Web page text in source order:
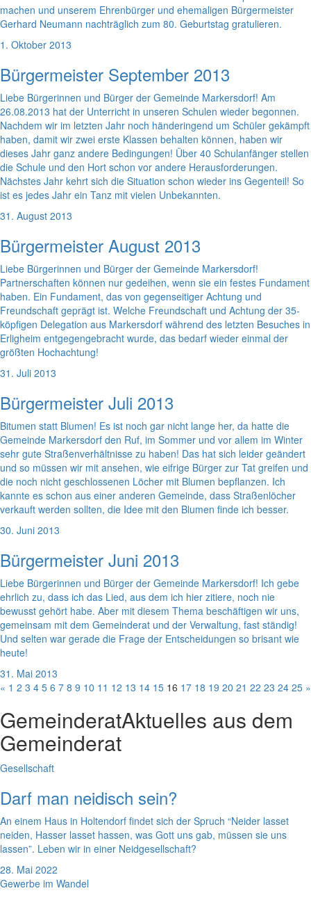
machen und unserem Ehrenbürger und ehemaligen Bürgermeister
Gerhard Neumann nachträglich zum 80. Geburtstag gratulieren.
1. Oktober 2013
Bürgermeister September 2013
Liebe Bürgerinnen und Bürger der Gemeinde Markersdorf! Am
26.08.2013 hat der Unterricht in unseren Schulen wieder begonnen.
Nachdem wir im letzten Jahr noch händeringend um Schüler gekämpft
haben, damit wir zwei erste Klassen behalten können, haben wir
dieses Jahr ganz andere Bedingungen! Über 40 Schulanfänger stellen
die Schule und den Hort schon vor andere Herausforderungen.
Nächstes Jahr kehrt sich die Situation schon wieder ins Gegenteil! So
ist es jedes Jahr ein Tanz mit vielen Unbekannten.
31. August 2013
Bürgermeister August 2013
Liebe Bürgerinnen und Bürger der Gemeinde Markersdorf!
Partnerschaften können nur gedeihen, wenn sie ein festes Fundament
haben. Ein Fundament, das von gegenseitiger Achtung und
Freundschaft geprägt ist. Welche Freundschaft und Achtung der 35-
köpfigen Delegation aus Markersdorf während des letzten Besuches in
Erligheim entgegengebracht wurde, das bedarf wieder einmal der
größten Hochachtung!
31. Juli 2013
Bürgermeister Juli 2013
Bitumen statt Blumen! Es ist noch gar nicht lange her, da hatte die
Gemeinde Markersdorf den Ruf, im Sommer und vor allem im Winter
sehr gute Straßenverhältnisse zu haben! Das hat sich leider geändert
und so müssen wir mit ansehen, wie eifrige Bürger zur Tat greifen und
die noch nicht geschlossenen Löcher mit Blumen bepflanzen. Ich
kannte es schon aus einer anderen Gemeinde, dass Straßenlöcher
verkauft werden sollten, die Idee mit den Blumen finde ich besser.
30. Juni 2013
Bürgermeister Juni 2013
Liebe Bürgerinnen und Bürger der Gemeinde Markersdorf! Ich gebe
ehrlich zu, dass ich das Lied, aus dem ich hier zitiere, noch nie
bewusst gehört habe. Aber mit diesem Thema beschäftigen wir uns,
gemeinsam mit dem Gemeinderat und der Verwaltung, fast ständig!
Und selten war gerade die Frage der Entscheidungen so brisant wie
heute!
31. Mai 2013
« 1 2 3 4 5 6 7 8 9 10 11 12 13 14 15 16 17 18 19 20 21 22 23 24 25 »
GemeinderatAktuelles aus dem
Gemeinderat
Gesellschaft
Darf man neidisch sein?
An einem Haus in Holtendorf findet sich der Spruch “Neider lasset
neiden, Hasser lasset hassen, was Gott uns gab, müssen sie uns
lassen”. Leben wir in einer Neidgesellschaft?
28. Mai 2022
Gewerbe im Wandel